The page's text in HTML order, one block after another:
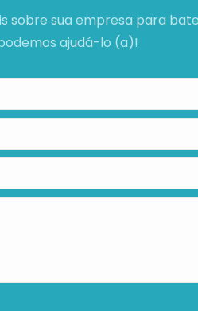
sobre sua empresa para
ajudá-lo (a)!